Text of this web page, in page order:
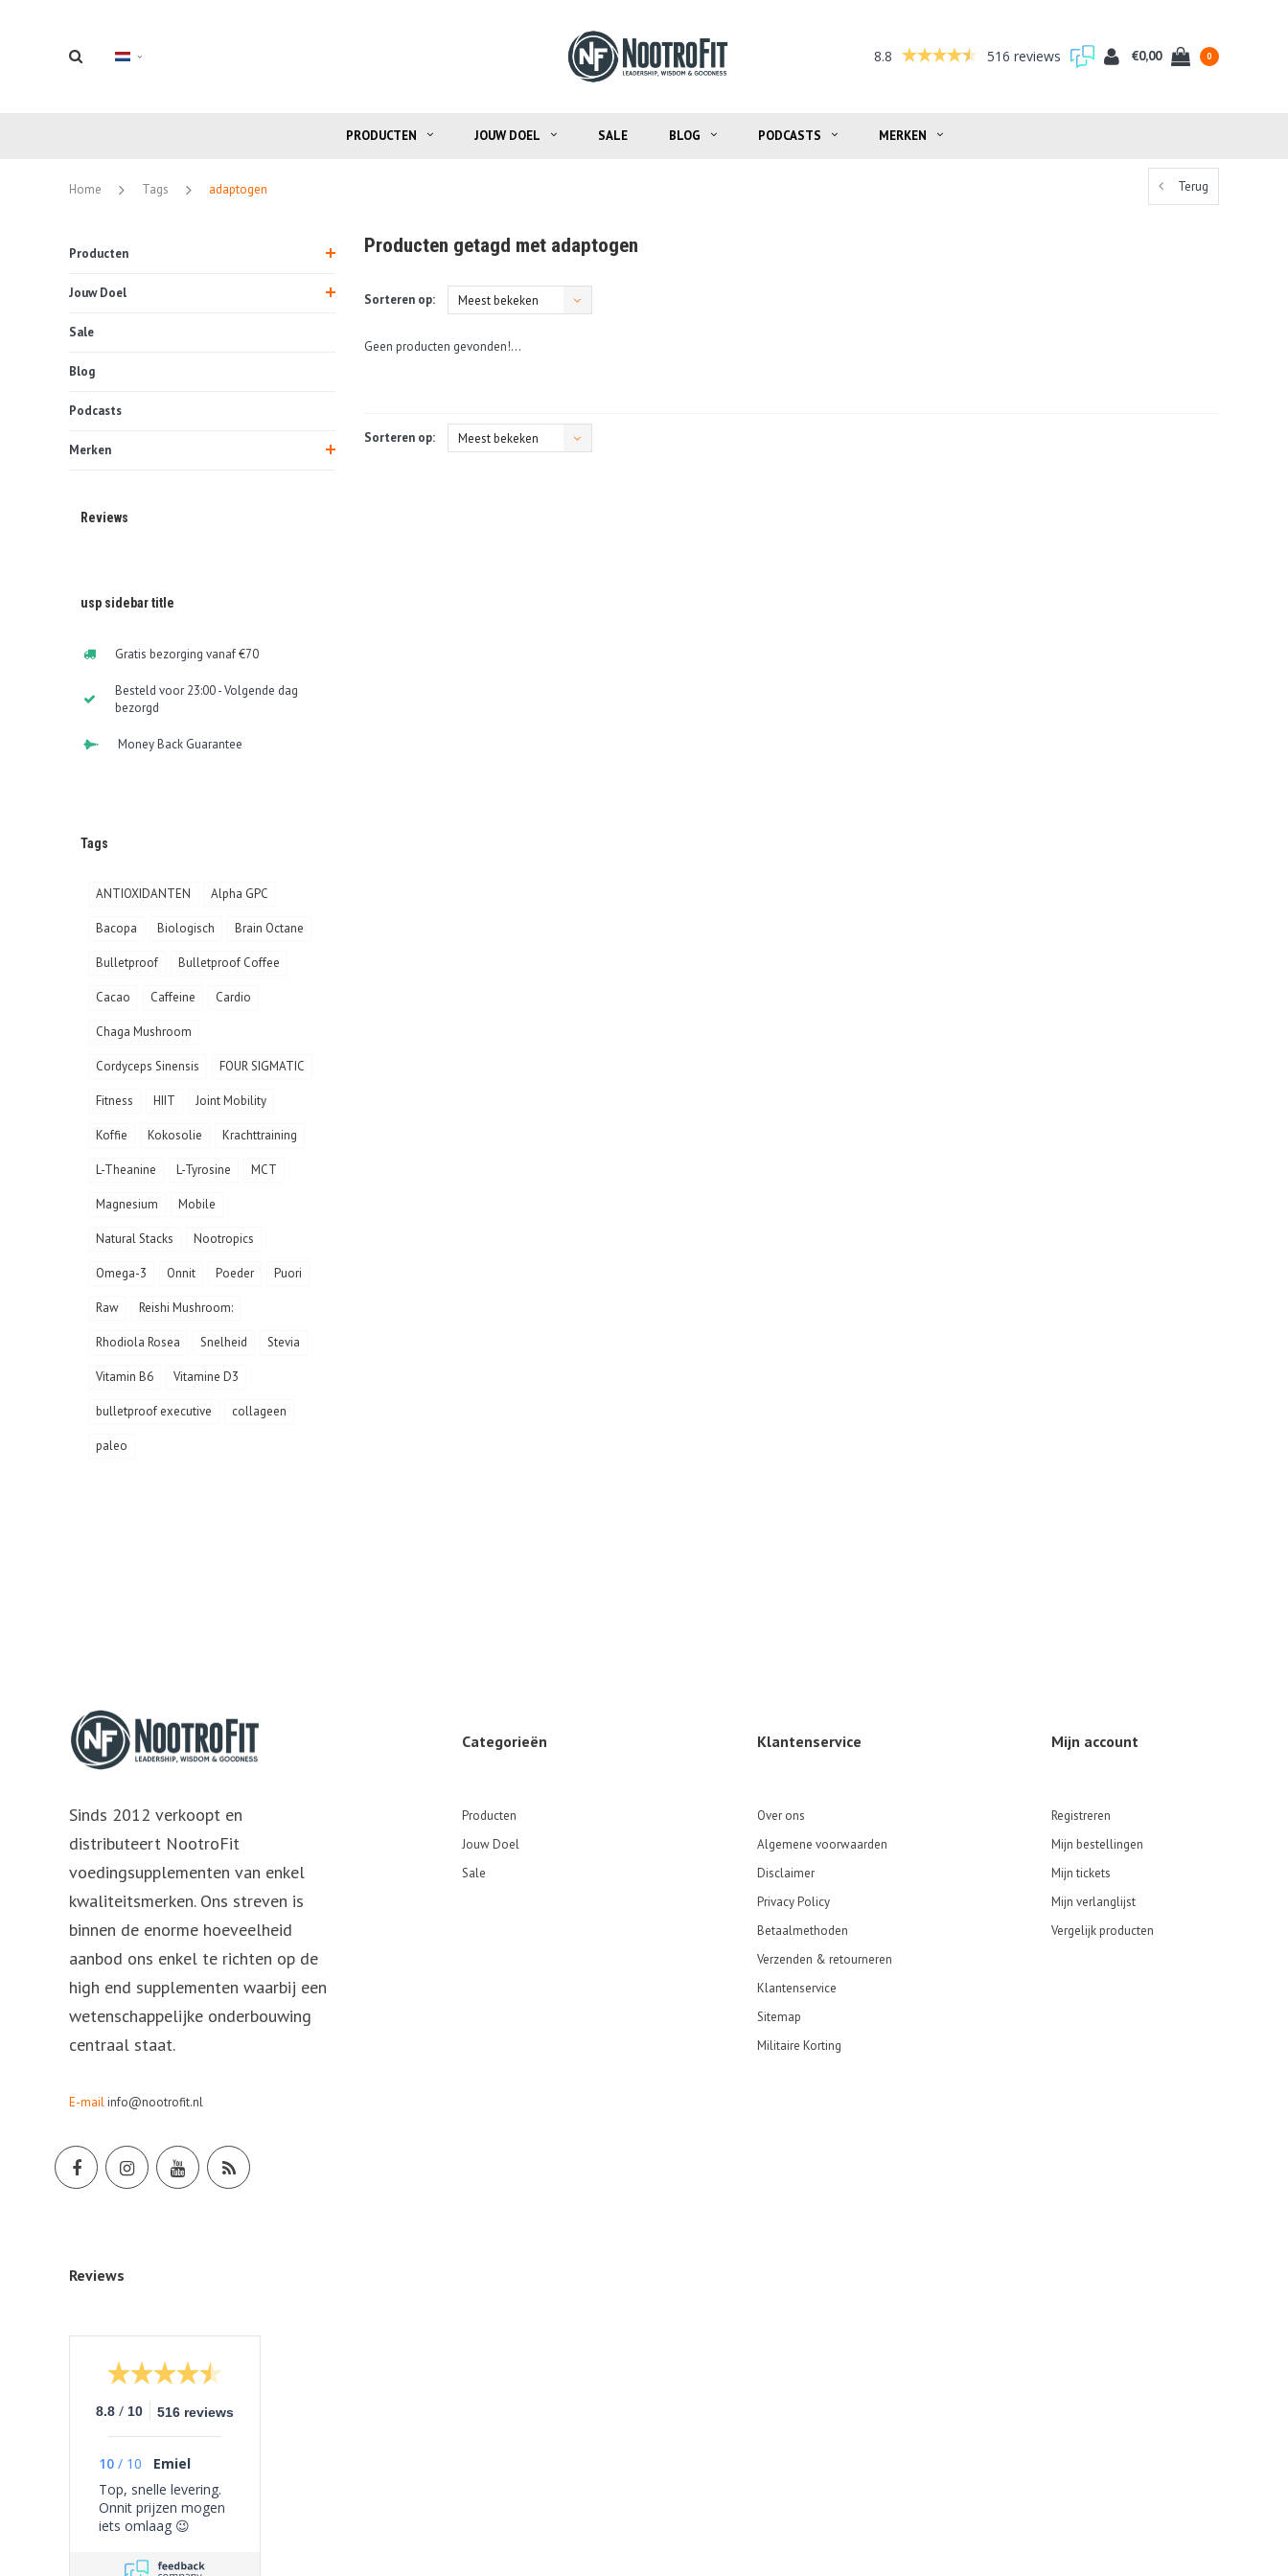
8.8 516 reviews €0,00 0
PRODUCTEN JOUW DOEL SALE BLOG PODCASTS MERKEN
Home Tags adaptogen Terug
Producten
Jouw Doel
Sale
Blog
Podcasts
Merken
Reviews
usp sidebar title
Gratis bezorging vanaf €70
Besteld voor 23:00 - Volgende dag
bezorgd
Money Back Guarantee
Tags
ANTIOXIDANTEN Alpha GPC
Bacopa Biologisch Brain Octane
Bulletproof Bulletproof Coffee
Cacao Caffeine Cardio
Chaga Mushroom
Cordyceps Sinensis FOUR SIGMATIC
Fitness HIIT Joint Mobility
Koffie Kokosolie Krachttraining
L-Theanine L-Tyrosine MCT
Magnesium Mobile
Natural Stacks Nootropics
Omega-3 Onnit Poeder Puori
Raw Reishi Mushroom:
Rhodiola Rosea Snelheid Stevia
Vitamin B6 Vitamine D3
bulletproof executive collageen
paleo
Producten getagd met adaptogen
Sorteren op: Meest bekeken
Geen producten gevonden!...
Sorteren op: Meest bekeken
Sinds 2012 verkoopt en
distributeert NootroFit
voedingsupplementen van enkel
kwaliteitsmerken. Ons streven is
binnen de enorme hoeveelheid
aanbod ons enkel te richten op de
high end supplementen waarbij een
wetenschappelijke onderbouwing
centraal staat.
E-mailinfo@nootrofit.nl
Categorieën
Producten
Jouw Doel
Sale
Klantenservice
Over ons
Algemene voorwaarden
Disclaimer
Privacy Policy
Betaalmethoden
Verzenden & retourneren
Klantenservice
Sitemap
Militaire Korting
Mijn account
Registreren
Mijn bestellingen
Mijn tickets
Mijn verlanglijst
Vergelijk producten
Reviews
8.8 / 10 516 reviews
10 / 10
Emiel
Top, snelle levering.
Onnit prijzen mogen
iets omlaag 😉